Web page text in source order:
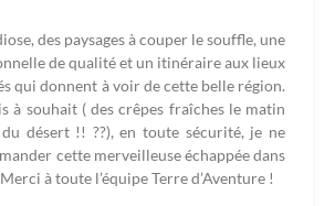
des paysages à couper le souffle, une
de qualité et un itinéraire aux lieux
qui donnent à voir de cette belle région.
à souhait ( des crêpes fraîches le matin
désert !! ??), en toute sécurité, je ne
cette merveilleuse échappée dans
à toute l’équipe Terre d’Aventure !